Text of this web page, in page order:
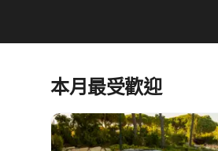
本月最受歡迎